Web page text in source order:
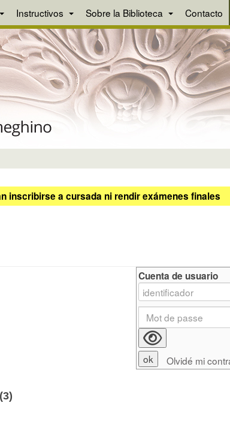
Instructivos Sobre la Biblioteca Contacto
inscribirse a cursada ni rendir exámenes finales
3)
Cuenta de usuario
Olvidé mi